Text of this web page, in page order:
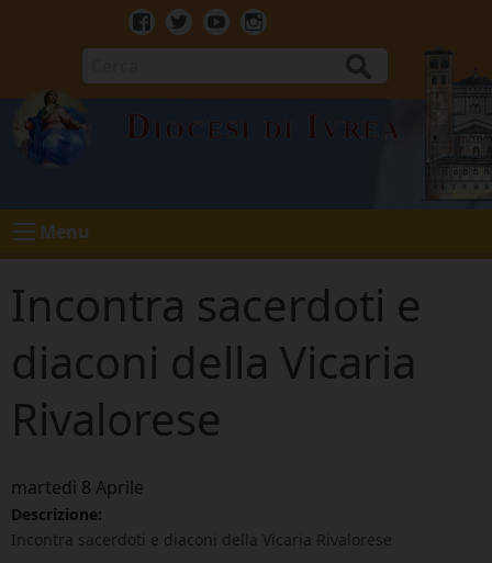
Facebook
TwitterYoutubeInstagram
Diocesi di Ivrea
Menu
Incontra sacerdoti e
diaconi della Vicaria
Rivalorese
martedì 8 Aprile
Descrizione:
Incontra sacerdoti e diaconi della Vicaria Rivalorese